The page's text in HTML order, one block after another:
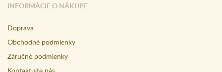
INFORMÁCIE O NÁKUPE
Doprava
Obchodné podmienky
Záručné podmienky
Kontaktujte nás